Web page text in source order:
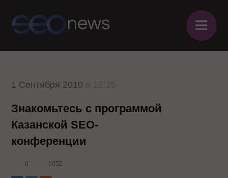
≡
1 Сентября 2010
Знакомьтесь с программой
Казанской SEO-
конференции
0 6052